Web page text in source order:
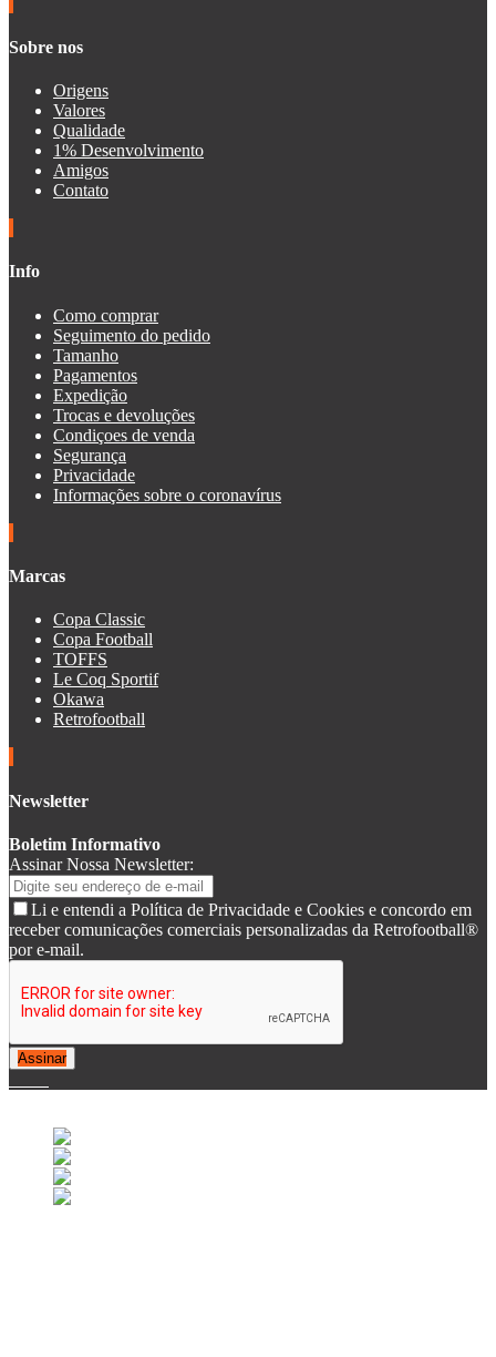
Sobre nos
Origens
Valores
Qualidade
1% Desenvolvimento
Amigos
Contato
Info
Como comprar
Seguimento do pedido
Tamanho
Pagamentos
Expedição
Trocas e devoluções
Condiçoes de venda
Segurança
Privacidade
Informações sobre o coronavírus
Marcas
Copa Classic
Copa Football
TOFFS
Le Coq Sportif
Okawa
Retrofootball
Newsletter
Boletim Informativo
Assinar Nossa Newsletter:
Li e entendi a Política de Privacidade e Cookies e concordo em
receber comunicações comerciais personalizadas da Retrofootball®
por e-mail.
Assinar